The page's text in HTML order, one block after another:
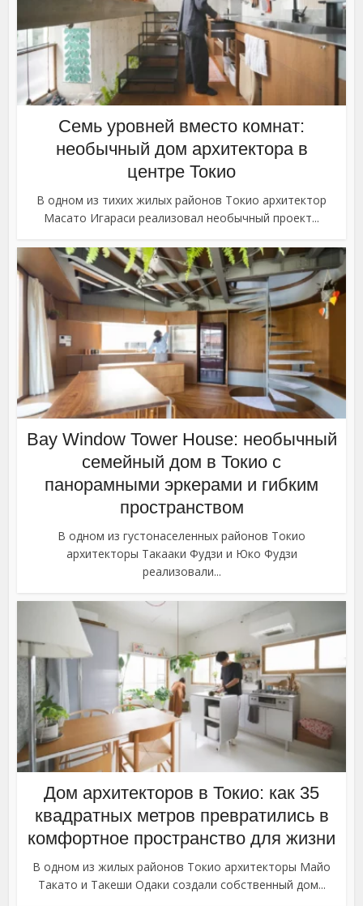
Семь уровней вместо комнат:
необычный дом архитектора в
центре Токио
В одном из тихих жилых районов Токио архитектор
Масато Игараси реализовал необычный проект...
Bay Window Tower House: необычный
семейный дом в Токио с
панорамными эркерами и гибким
пространством
В одном из густонаселенных районов Токио
архитекторы Такааки Фудзи и Юко Фудзи
реализовали...
Дом архитекторов в Токио: как 35
квадратных метров превратились в
комфортное пространство для жизни
В одном из жилых районов Токио архитекторы Майо
Такато и Такеши Одаки создали собственный дом...